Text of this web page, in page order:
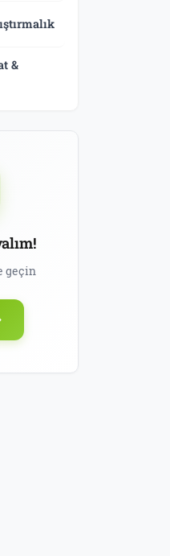
&
geçin